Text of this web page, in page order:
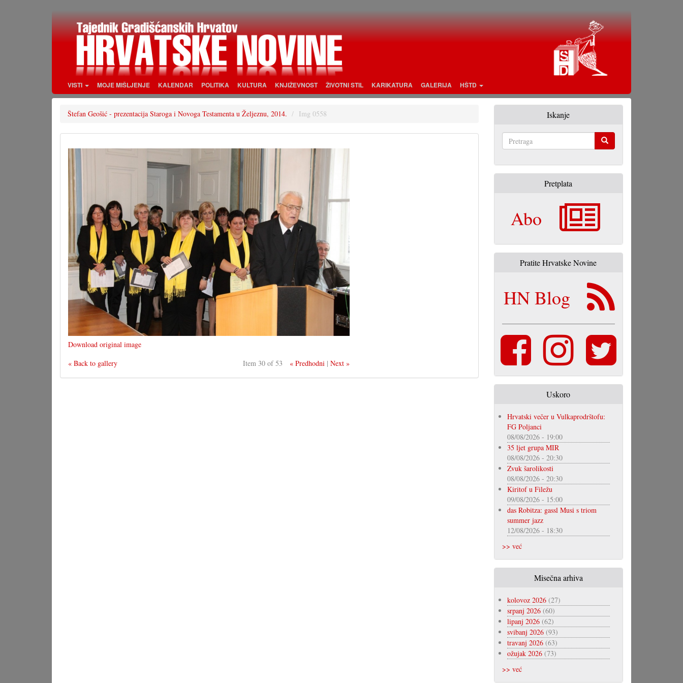
VISTI MOJE MIŠLJENJE KALENDAR POLITIKA KULTURA KNJIŽEVNOST ŽIVOTNI STIL KARIKATURA GALERIJA HŠTD
Štefan Geošić - prezentacija Staroga i Novoga Testamenta u Željeznu, 2014. Img 0558
Download original image
« Back to gallery
Item 30 of 53 « Predhodni |Next »
Iskanje
Pretplata
Abo
Pratite Hrvatske Novine
HN Blog
Uskoro
Hrvatski večer u Vulkaprodrštofu:
FG Poljanci
08/08/2026 - 19:00
35 ljet grupa MIR
08/08/2026 - 20:30
Zvuk šarolikosti
08/08/2026 - 20:30
Kiritof u Filežu
09/08/2026 - 15:00
das Robitza: gassl Musi s triom
summer jazz
12/08/2026 - 18:30
>> već
Misečna arhiva
kolovoz 2026(27)
srpanj 2026(60)
lipanj 2026(62)
svibanj 2026(93)
travanj 2026(63)
ožujak 2026(73)
>> već